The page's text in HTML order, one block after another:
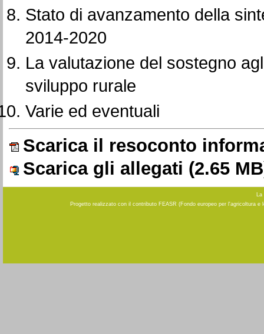
Stato di avanzamento della
2014-2020
La valutazione del sostegno
sviluppo rurale
Varie ed eventuali
Scarica il resoconto
Scarica gli allegati (2.65
La
Progetto realizzato con il contributo FEASR (Fondo europeo per l'agricoltura